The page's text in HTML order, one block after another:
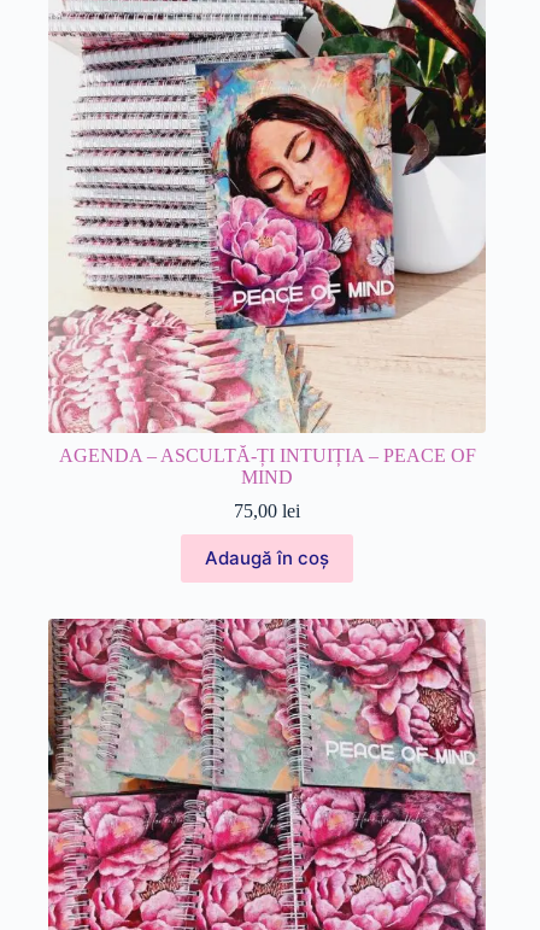
AGENDA – ASCULTĂ-ȚI INTUIȚIA – PEACE OF
MIND
75,00lei
Adaugă în coș